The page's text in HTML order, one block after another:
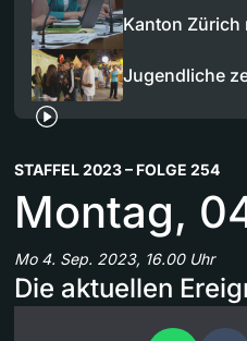
Kanton
Jugendliche
STAFFEL 2023 – FOLGE 254
Montag,
Mo 4. Sep. 2023, 16.00 Uhr
Die aktuellen